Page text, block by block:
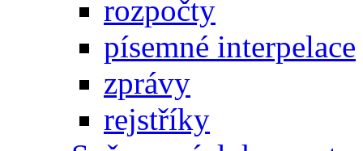
rozpočty
písemné interpelace
zprávy
rejstříky